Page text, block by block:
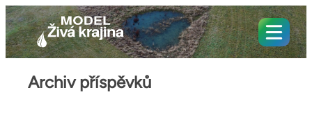
Archiv příspěvků